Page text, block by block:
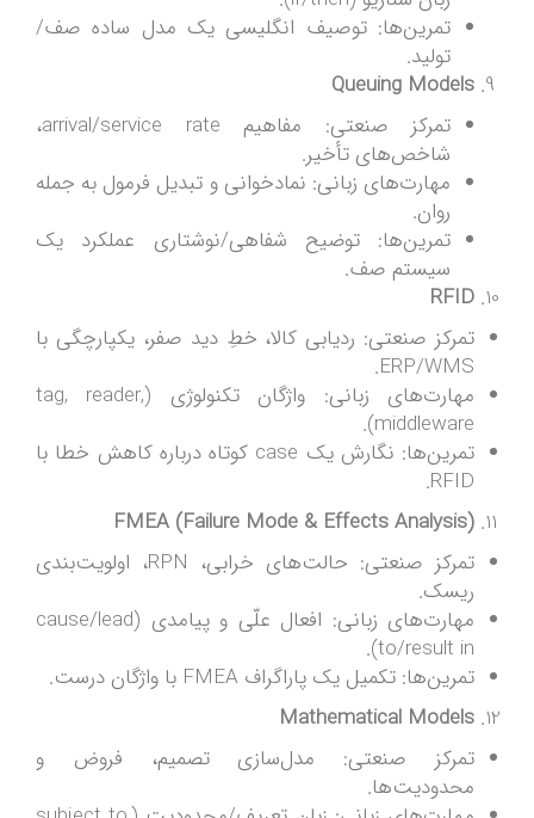
تمرین‌ها: توصیف انگلیسی یک مدل ساده صف/
تولید.
Queuing Models
تمرکز صنعتی: مفاهیم arrival/service rate،
شاخص‌های تأخیر.
مهارت‌های زبانی: نمادخوانی و تبدیل فرمول به جمله
روان.
تمرین‌ها: توضیح شفاهی/نوشتاری عملکرد یک
سیستم صف.
RFID
تمرکز صنعتی: ردیابی کالا، خطِ دید صفر، یکپارچگی با
ERP/WMS.
مهارت‌های زبانی: واژگان تکنولوژی (tag, reader,
middleware).
تمرین‌ها: نگارش یک case کوتاه درباره کاهش خطا با
RFID.
FMEA (Failure Mode & Effects Analysis)
تمرکز صنعتی: حالت‌های خرابی، RPN، اولویت‌بندی
ریسک.
مهارت‌های زبانی: افعال علّی و پیامدی (cause/lead
to/result in).
تمرین‌ها: تکمیل یک پاراگراف FMEA با واژگان درست.
Mathematical Models
تمرکز صنعتی: مدل‌سازی تصمیم، فروض و
محدودیت‌ها.